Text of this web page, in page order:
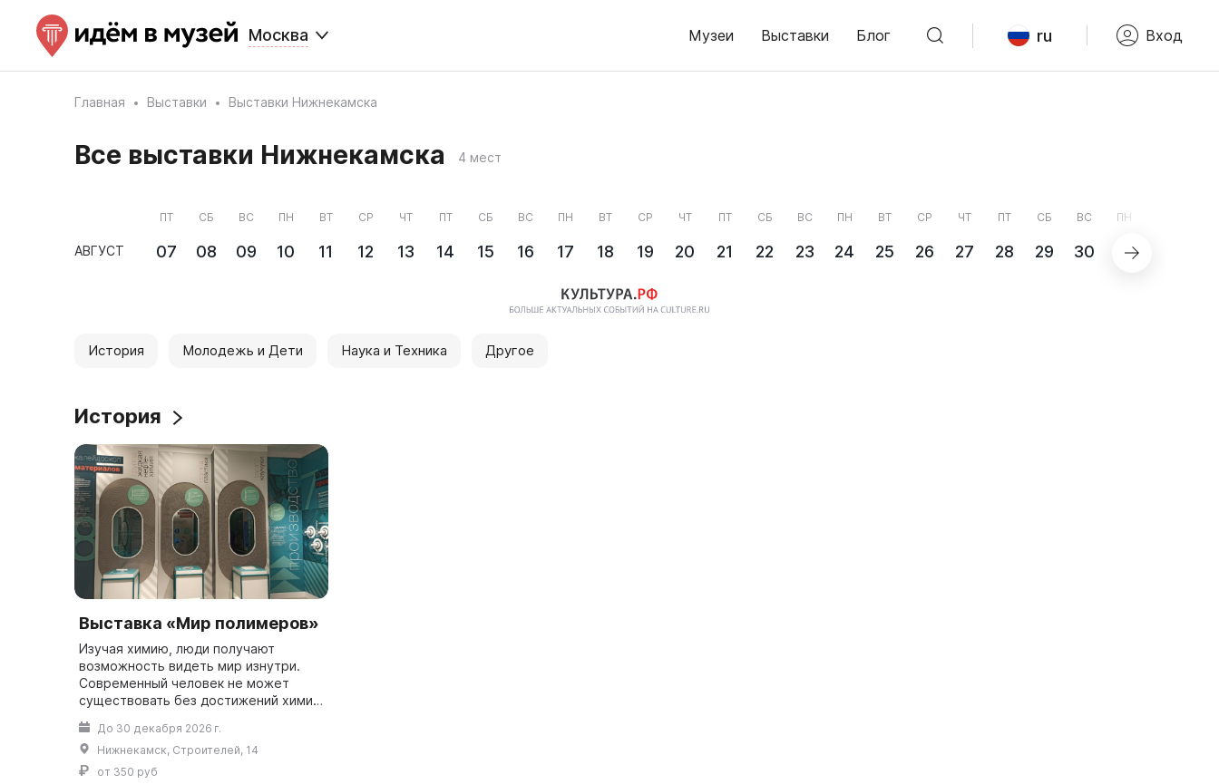
Москва Музеи Выставки Блог ru Вход
Главная Выставки Выставки Нижнекамска
Все выставки Нижнекамска 4 мест
АВГУСТ
ПТ
07
СБ
08
ВС
09
ПН
10
ВТ
11
СР
12
ЧТ
13
ПТ
14
СБ
15
ВС
16
ПН
17
ВТ
18
СР
19
ЧТ
20
ПТ
21
СБ
22
ВС
23
ПН
24
ВТ
25
СР
26
ЧТ
27
ПТ
28
СБ
29
ВС
30
ПН
31
История Молодежь и Дети Наука и Техника Другое
История
Выставка «Мир полимеров»
Изучая химию, люди получают
возможность видеть мир изнутри.
Современный человек не может
существовать без достижений химии.
представлены артефакты, редкие
документы и хро...
До 30 декабря 2026 г.
Нижнекамск, Строителей, 14
от 350 руб